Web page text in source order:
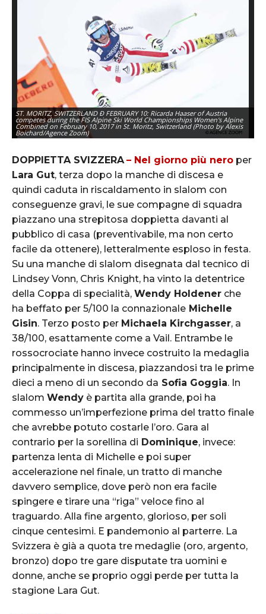
ST. MORITZ, SWITZERLAND Ð FEBRUARY 10: Ricarda Haaser of Austria
competes during the FIS Alpine Ski World Championships Women's Alpine
Combined on February 10, 2017 in St. Moritz, Switzerland (Photo by Alexis
Boichard/Agence Zoom)
ST. MORITZ, SWITZERLAND Ð FEBRUARY 10: Ricarda Haaser of Austria
competes during the FIS Alpine Ski World Championships Women's Alpine
Combined on February 10, 2017 in St. Moritz, Switzerland (Photo by Alexis
ST. MORITZ, SWITZERLAND Ð FEBRUARY 10: Federica Brignone of Italy
competes during the FIS Alpine Ski World Championships Women's Alpine
Combined on February 10, 2017 in St. Moritz, Switzerland (Photo by Alexis
Boichard/Agence Zoom)
DOPPIETTA SVIZZERA – Nel giorno più nero per
Lara Gut, terza dopo la manche di discesa e
quindi caduta in riscaldamento in slalom con
conseguenze gravi, le sue compagne di squadra
piazzano una strepitosa doppietta davanti al
pubblico di casa (preventivabile, ma non certo
facile da ottenere), letteralmente esploso in festa.
Su una manche di slalom disegnata dal tecnico di
Lindsey Vonn, Chris Knight, ha vinto la detentrice
della Coppa di specialità, Wendy Holdener che
ha beffato per 5/100 la connazionale Michelle
Gisin. Terzo posto per Michaela Kirchgasser, a
38/100, esattamente come a Vail. Entrambe le
rossocrociate hanno invece costruito la medaglia
principalmente in discesa, piazzandosi tra le prime
dieci a meno di un secondo da Sofia Goggia. In
slalom Wendy è partita alla grande, poi ha
commesso un’imperfezione prima del tratto finale
che avrebbe potuto costarle l’oro. Gara al
contrario per la sorellina di Dominique, invece:
partenza lenta di Michelle e poi super
accelerazione nel finale, un tratto di manche
davvero semplice, dove però non era facile
spingere e tirare una “riga” veloce fino al
traguardo. Alla fine argento, glorioso, per soli
cinque centesimi. E pandemonio al parterre. La
Svizzera è già a quota tre medaglie (oro, argento,
bronzo) dopo tre gare disputate tra uomini e
donne, anche se proprio oggi perde per tutta la
stagione Lara Gut.